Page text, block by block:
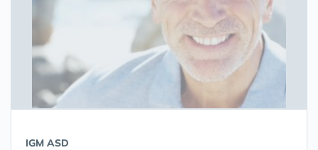
IGM ASD